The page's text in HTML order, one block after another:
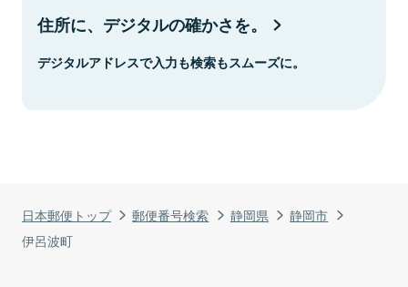
日本郵便トップ 郵便番号検索 静岡県
静岡市
伊呂波町
住所に、デジタルの確かさを。
デジタルアドレスで入力も検索もスムーズに。